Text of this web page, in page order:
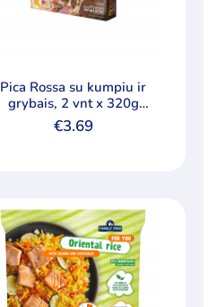
Pica Rossa su kumpiu ir
grybais, 2 vnt x 320g
(640g)
€3.69